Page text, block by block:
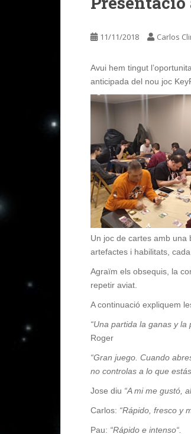
11/11/2018 Carlos
Avui hem tingut
anticipada del nou joc
Un joc de cartes amb
artefactes i habilitats,
Agraïm els obsequis, la
repetir aviat.
A continuació expliquem
“Una partida la ganas yla
Roger
“Gran juego. Cuando
no controlas a lo que estás
Jose diu “A mime gustó,
Carlos: “Rápido, fresco y
Pau: “Rápido e intenso“.